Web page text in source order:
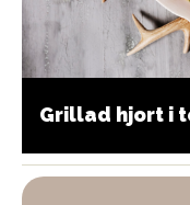
Grillad hjort i